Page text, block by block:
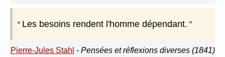
Les besoins rendent l'homme dépendant.
Pierre-Jules Stahl - Pensées et réflexions diverses (1841)